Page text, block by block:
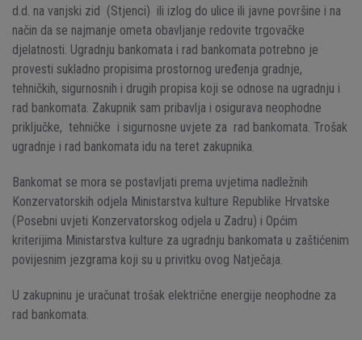
d.d. na vanjski zid (Stjenci) ili izlog do ulice ili javne površine i na
način da se najmanje ometa obavljanje redovite trgovačke
djelatnosti. Ugradnju bankomata i rad bankomata potrebno je
provesti sukladno propisima prostornog uređenja gradnje,
tehničkih, sigurnosnih i drugih propisa koji se odnose na ugradnju i
rad bankomata. Zakupnik sam pribavlja i osigurava neophodne
priključke, tehničke i sigurnosne uvjete za rad bankomata. Trošak
ugradnje i rad bankomata idu na teret zakupnika.
Bankomat se mora se postavljati prema uvjetima nadležnih
Konzervatorskih odjela Ministarstva kulture Republike Hrvatske
(Posebni uvjeti Konzervatorskog odjela u Zadru) i Općim
kriterijima Ministarstva kulture za ugradnju bankomata u zaštićenim
povijesnim jezgrama koji su u privitku ovog Natječaja.
U zakupninu je uračunat trošak električne energije neophodne za
rad bankomata.